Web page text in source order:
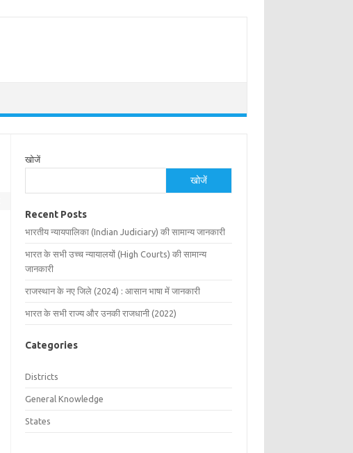
खोजें
खोजें
Recent Posts
भारतीय न्यायपालिका (Indian Judiciary) की सामान्य जानकारी
भारत के सभी उच्च न्यायालयों (High Courts) की सामान्य
जानकारी
राजस्थान के नए जिले (2024) : आसान भाषा में जानकारी
भारत के सभी राज्य और उनकी राजधानी (2022)
Categories
Districts
General Knowledge
States